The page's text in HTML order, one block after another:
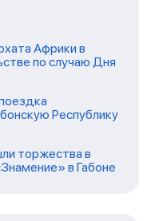
Африки в
по случаю Дня
Республику
торжества в
в Габоне